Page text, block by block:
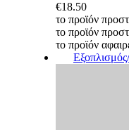
€18.50
το προϊόν
το προϊόν
το προϊόν